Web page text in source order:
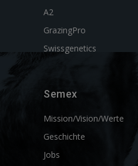
A2
GrazingPro
Swissgenetics
Semex
Mission/Vision/Werte
Geschichte
Jobs